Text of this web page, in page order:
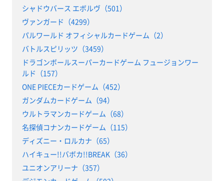
シャドウバース エボルヴ（501）
ヴァンガード（4299）
パルワールド オフィシャルカードゲーム（2）
バトルスピリッツ（3459）
ドラゴンボールスーパーカードゲーム フュージョンワー
ルド（157）
ONE PIECEカードゲーム（452）
ガンダムカードゲーム（94）
ウルトラマンカードゲーム（68）
名探偵コナンカードゲーム（115）
ディズニー・ロルカナ（65）
ハイキュー!!バボカ!!BREAK（36）
ユニオンアリーナ（357）